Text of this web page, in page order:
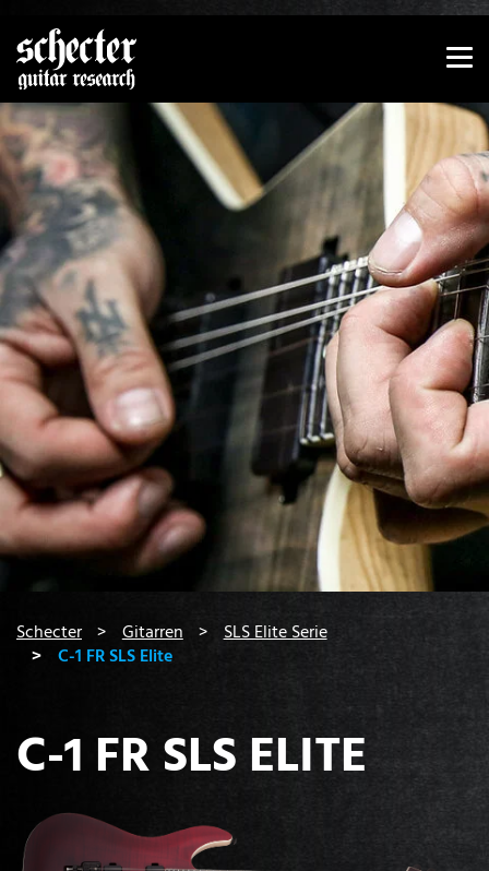
Zeige besser passende Version dieser Seite
Diese Meldung nicht mehr anzeigen
Schecter Gitarren
SLS Elite Serie
C-1 FR SLS Elite
C-1 FR SLS ELITE